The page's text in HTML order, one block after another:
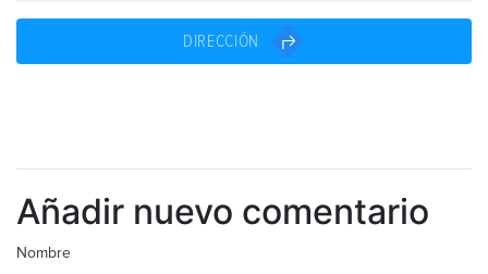
DIRECCIÓN
Añadir nuevo comentario
Nombre